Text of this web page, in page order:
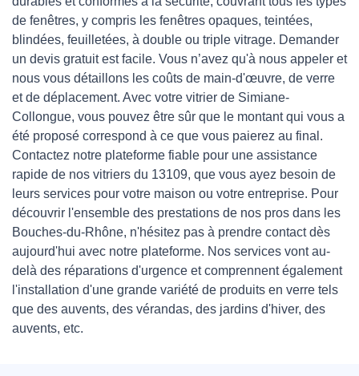
de fenêtres, y compris les fenêtres opaques, teintées,
blindées, feuilletées, à double ou triple vitrage. Demander
un devis gratuit est facile. Vous n’avez qu'à nous appeler et
nous vous détaillons les coûts de main-d'œuvre, de verre
et de déplacement. Avec votre vitrier de Simiane-
Collongue, vous pouvez être sûr que le montant qui vous a
été proposé correspond à ce que vous paierez au final.
Contactez notre plateforme fiable pour une assistance
rapide de nos vitriers du 13109, que vous ayez besoin de
leurs services pour votre maison ou votre entreprise. Pour
découvrir l'ensemble des prestations de nos pros dans les
Bouches-du-Rhône, n'hésitez pas à prendre contact dès
aujourd'hui avec notre plateforme. Nos services vont au-
delà des réparations d'urgence et comprennent également
l'installation d'une grande variété de produits en verre tels
que des auvents, des vérandas, des jardins d'hiver, des
auvents, etc.